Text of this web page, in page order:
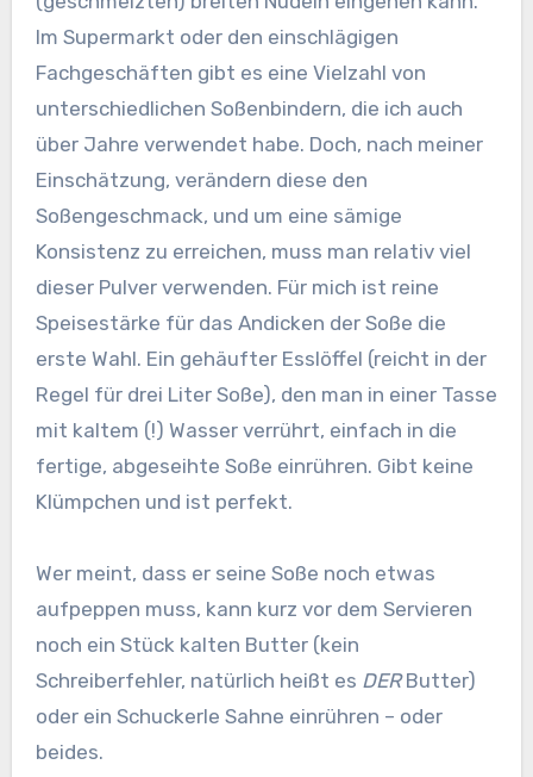
Im Supermarkt oder den einschlägigen
Fachgeschäften gibt es eine Vielzahl von
unterschiedlichen Soßenbindern, die ich auch
über Jahre verwendet habe. Doch, nach meiner
Einschätzung, verändern diese den
Soßengeschmack, und um eine sämige
Konsistenz zu erreichen, muss man relativ viel
dieser Pulver verwenden. Für mich ist reine
Speisestärke für das Andicken der Soße die
erste Wahl. Ein gehäufter Esslöffel (reicht in der
Regel für drei Liter Soße), den man in einer Tasse
mit kaltem (!) Wasser verrührt, einfach in die
fertige, abgeseihte Soße einrühren. Gibt keine
Klümpchen und ist perfekt.
Wer meint, dass er seine Soße noch etwas
aufpeppen muss, kann kurz vor dem Servieren
noch ein Stück kalten Butter (kein
Schreiberfehler, natürlich heißt es DERButter)
oder ein Schuckerle Sahne einrühren – oder
beides.